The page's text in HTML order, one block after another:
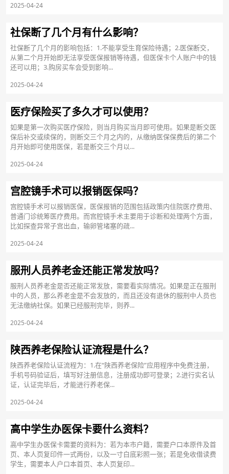
2025-04-24
社保断了几个月有什么影响？
社保断了几个月的影响包括：1.不能享受生育保险待遇；2.医保断交，
从第二个月开始即无法享受医保报销等待遇，但医保卡个人账户中的钱
还可以用；3.购房买车会受到影响...
2025-04-24
医疗保险买了多久才可以使用？
如果是第一次购买医疗保险，则当月购买当月即可使用。如果是断交医
保后补交或续保的，则断交三个月之内的，从缴纳医保保费后的第二个
月开始即可使用医保，若是断交三个月以...
2025-04-24
宫腔镜手术可以报销医保吗？
宫腔镜手术可以报销医保，医保报销的范围包括政策内住院医疗费用、
普通门诊统筹医疗费用。而宫腔镜手术主要用于诊断和处理两个方面，
比如探查异常子宫出血，输卵管堵塞的疏...
2025-04-24
服刑人员养老金还能正常发放吗？
服刑人员养老金是否还能正常发放，需要看实际情况。如果是正在服刑
中的人员，那么养老金是不会发放的，而且还没有退休的服刑中人员也
无法缴纳社保。如果已经服刑完毕，则养...
2025-04-24
陕西养老保险认证流程是什么？
陕西养老保险认证流程为：1.在“陕西养老保险”应用程序中免费注册，
手机号码验证后，填写好注册信息，注册成功即可登录；2.进行实名认
证，认证完毕后，才能进行养老保...
2025-04-24
高中学生办医保卡要什么资料？
高中学生办医保卡需要的资料为：若为本市户籍，需要户口本原件及首
页、本人页复印件一式两份，以及一寸白底彩照一张；若是免收借读费
学生，需要本人户口本首页、本人页复印...